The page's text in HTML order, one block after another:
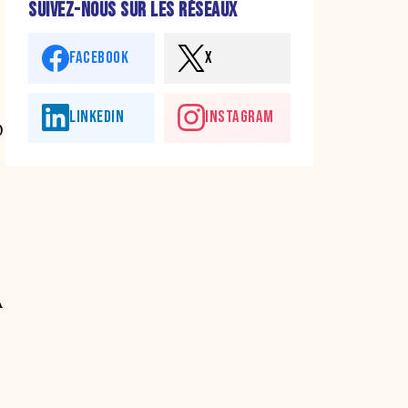
SUIVEZ-NOUS SUR LES RÉSEAUX
FACEBOOK X
LINKEDIN INSTAGRAM